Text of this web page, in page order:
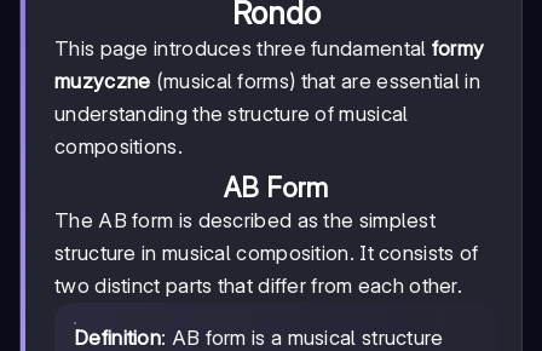
Rondo
This page introduces three fundamental formy
muzyczne (musical forms) that are essential in
understanding the structure of musical
compositions.
AB Form
The AB form is described as the simplest
structure in musical composition. It consists of
two distinct parts that differ from each other.
Definition: AB form is a musical structure